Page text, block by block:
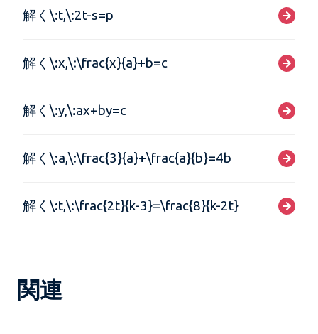
解く\:t,\:2t-s=p
解く\:x,\:\frac{x}{a}+b=c
解く\:y,\:ax+by=c
解く\:a,\:\frac{3}{a}+\frac{a}{b}=4b
解く\:t,\:\frac{2t}{k-3}=\frac{8}{k-2t}
関連